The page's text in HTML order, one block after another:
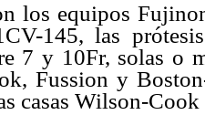
los equipos
145, las
7 y 10Fr, solas o
Fussion y
casas Wilson-